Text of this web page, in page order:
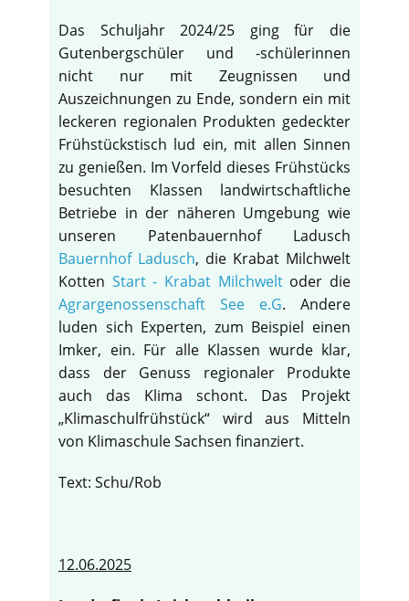
Das Schuljahr 2024/25 ging für die
Gutenbergschüler und -schülerinnen
nicht nur mit Zeugnissen und
Auszeichnungen zu Ende, sondern ein mit
leckeren regionalen Produkten gedeckter
Frühstückstisch lud ein, mit allen Sinnen
zu genießen. Im Vorfeld dieses Frühstücks
besuchten Klassen landwirtschaftliche
Betriebe in der näheren Umgebung wie
unseren Patenbauernhof Ladusch
Bauernhof Ladusch, die Krabat Milchwelt
Kotten Start - Krabat Milchweltoder die
Agrargenossenschaft See e.G. Andere
luden sich Experten, zum Beispiel einen
Imker, ein. Für alle Klassen wurde klar,
dass der Genuss regionaler Produkte
auch das Klima schont. Das Projekt
„Klimaschulfrühstück“ wird aus Mitteln
von Klimaschule Sachsen finanziert.
Text: Schu/Rob
12.06.2025